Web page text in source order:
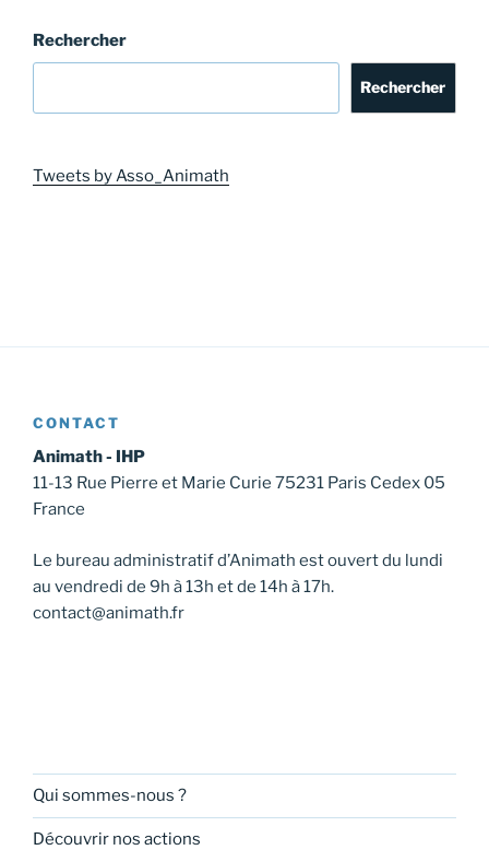
Rechercher
Rechercher
Tweets by Asso_Animath
CONTACT
Animath - IHP
11-13 Rue Pierre et Marie Curie 75231 Paris Cedex 05
France
Le bureau administratif d’Animath est ouvert du lundi
au vendredi de 9h à 13h et de 14h à 17h.
contact@animath.fr
Qui sommes-nous ?
Découvrir nos actions